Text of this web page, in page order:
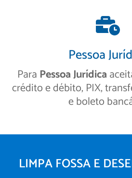
Pessoa
Para Pessoa Jurídica
crédito e débito, PIX,
e boleto
LIMPA FOSSA E